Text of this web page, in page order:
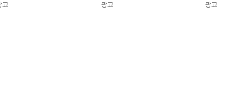
고 광고 광고